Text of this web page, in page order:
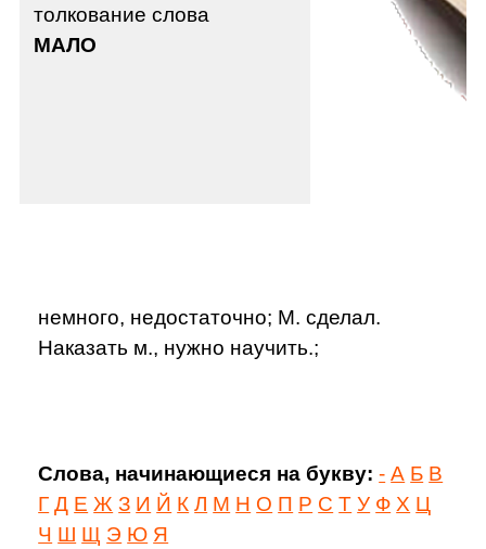
толкование слова
МАЛО
немного, недостаточно; М. сделал.
Наказать м., нужно научить.;
Слова, начинающиеся на букву: - А Б В
Г Д Е Ж З И Й К Л М Н О П Р С Т У Ф Х Ц
Ч Ш Щ Э Ю Я